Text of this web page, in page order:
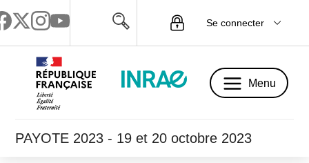
Se connecter
Menu
PAYOTE 2023 - 19 et 20 octobre 2023